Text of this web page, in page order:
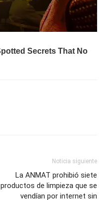
Noticia siguiente
La ANMAT prohibió siete
productos de limpieza que se
vendían por internet sin